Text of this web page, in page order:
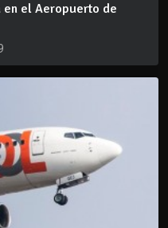
en el Aeropuerto de